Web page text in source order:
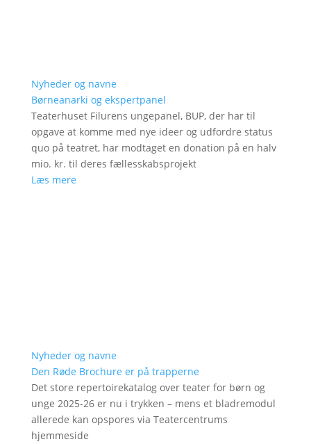
Nyheder og navne
Børneanarki og ekspertpanel
Teaterhuset Filurens ungepanel, BUP, der har til
opgave at komme med nye ideer og udfordre status
quo på teatret, har modtaget en donation på en halv
mio. kr. til deres fællesskabsprojekt
Læs mere
Nyheder og navne
Den Røde Brochure er på trapperne
Det store repertoirekatalog over teater for børn og
unge 2025-26 er nu i trykken – mens et bladremodul
allerede kan opspores via Teatercentrums
hjemmeside